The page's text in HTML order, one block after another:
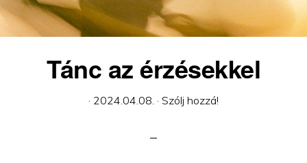
Tánc az érzésekkel
· 2024.04.08. · Szólj hozzá!